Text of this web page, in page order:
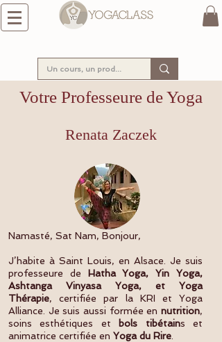
Votre Professeure de Yoga
Renata Zaczek
Namasté, Sat Nam, Bonjour,
J’habite à Saint Louis, en Alsace. Je suis
professeure de Hatha Yoga, Yin Yoga,
Ashtanga Vinyasa Yoga, et Yoga
Thérapie, certifiée par la KRI et Yoga
Alliance. Je suis aussi formée en nutrition,
soins esthétiques et bols tibétains et
animatrice certifiée en Yoga du Rire